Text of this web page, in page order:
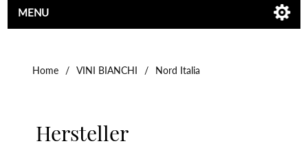
MENU
Home / VINI BIANCHI / Nord Italia
Hersteller